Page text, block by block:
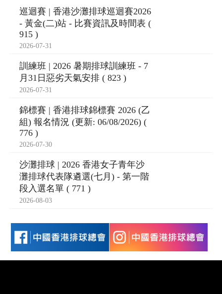
巡迴賽 | 香港沙灘排球巡迴賽2026
- 黃金(二)站 - 比賽資訊及時間表 (
915 )
2026-07-31
訓練班 | 2026 暑期排球訓練班 - 7
月31日惡劣天氣安排 ( 823 )
2026-07-31
錦標賽 | 香港排球錦標賽 2026 (乙
組) 報名情況 (更新: 06/08/2026) (
776 )
2026-07-30
沙灘排球 | 2026 香港女子青年沙
灘排球代表隊遴選(七月) - 第一階
段入選名單 ( 771 )
2026-08-03